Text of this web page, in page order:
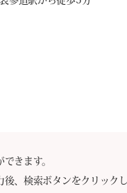
きます。
、検索ボタンをクリックし